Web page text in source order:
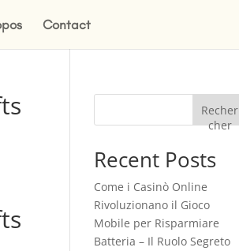
Contact
Recher
cher
Recent Posts
Come i Casinò Online
Rivoluzionano il Gioco
Mobile per Risparmiare
Batteria – Il Ruolo Segreto